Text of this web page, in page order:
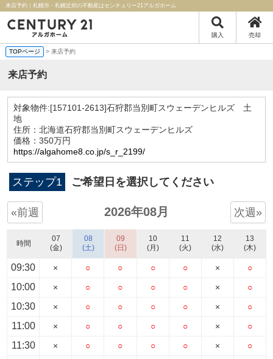
来店予約｜札幌市・札幌近郊の不動産はセンチュリー21アルガホーム
購入 売却
TOPページ > 来店予約
来店予約
対象物件:[157101-2613]石狩郡当別町スウェーデンヒルズ 土
地
住所：北海道石狩郡当別町スウェーデンヒルズ
価格：350万円
https://algahome8.co.jp/s_r_2199/
ステップ1 ご希望日を選択してください
«前週 2026年08月 次週»
時間
09:30
10:00
10:30
11:00
11:30
07
(金)
×
×
×
×
×
08
(土)
○
○
○
○
○
09
(日)
○
○
○
○
○
10
(月)
○
○
○
○
○
11
(火)
○
○
○
○
○
12
(水)
×
×
×
×
×
13
(木)
○
○
○
○
○